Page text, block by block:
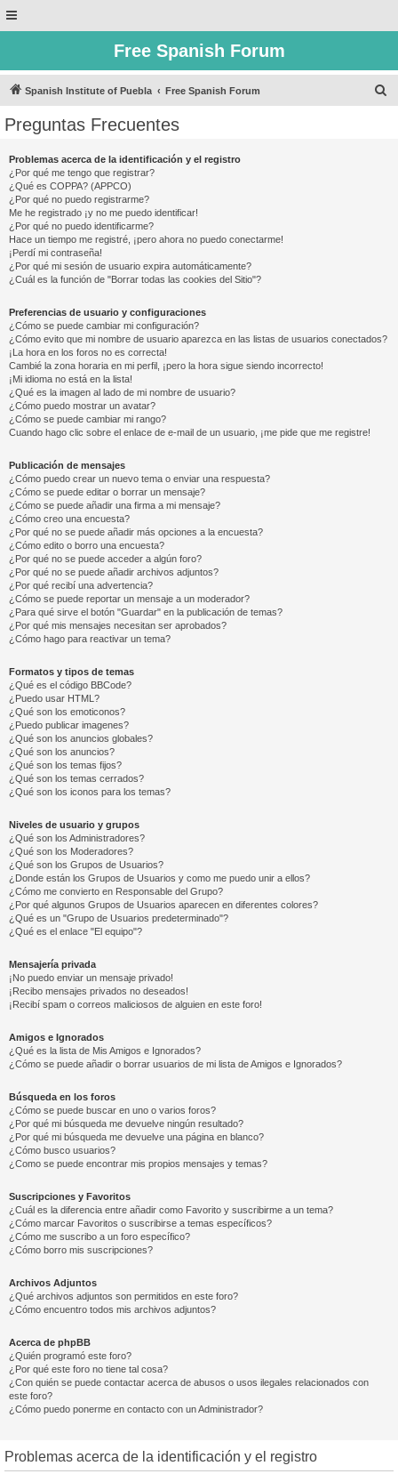
Free Spanish Forum
Spanish Institute of Puebla Free Spanish Forum
Preguntas Frecuentes
Problemas acerca de la identificación y el registro
¿Por qué me tengo que registrar?
¿Qué es COPPA? (APPCO)
¿Por qué no puedo registrarme?
Me he registrado ¡y no me puedo identificar!
¿Por qué no puedo identificarme?
Hace un tiempo me registré, ¡pero ahora no puedo conectarme!
¡Perdí mi contraseña!
¿Por qué mi sesión de usuario expira automáticamente?
¿Cuál es la función de "Borrar todas las cookies del Sitio"?
Preferencias de usuario y configuraciones
¿Cómo se puede cambiar mi configuración?
¿Cómo evito que mi nombre de usuario aparezca en las listas de usuarios conectados?
¡La hora en los foros no es correcta!
Cambié la zona horaria en mi perfil, ¡pero la hora sigue siendo incorrecto!
¡Mi idioma no está en la lista!
¿Qué es la imagen al lado de mi nombre de usuario?
¿Cómo puedo mostrar un avatar?
¿Cómo se puede cambiar mi rango?
Cuando hago clic sobre el enlace de e-mail de un usuario, ¡me pide que me registre!
Publicación de mensajes
¿Cómo puedo crear un nuevo tema o enviar una respuesta?
¿Cómo se puede editar o borrar un mensaje?
¿Cómo se puede añadir una firma a mi mensaje?
¿Cómo creo una encuesta?
¿Por qué no se puede añadir más opciones a la encuesta?
¿Cómo edito o borro una encuesta?
¿Por qué no se puede acceder a algún foro?
¿Por qué no se puede añadir archivos adjuntos?
¿Por qué recibí una advertencia?
¿Cómo se puede reportar un mensaje a un moderador?
¿Para qué sirve el botón "Guardar" en la publicación de temas?
¿Por qué mis mensajes necesitan ser aprobados?
¿Cómo hago para reactivar un tema?
Formatos y tipos de temas
¿Qué es el código BBCode?
¿Puedo usar HTML?
¿Qué son los emoticonos?
¿Puedo publicar imagenes?
¿Qué son los anuncios globales?
¿Qué son los anuncios?
¿Qué son los temas fijos?
¿Qué son los temas cerrados?
¿Qué son los iconos para los temas?
Niveles de usuario y grupos
¿Qué son los Administradores?
¿Qué son los Moderadores?
¿Qué son los Grupos de Usuarios?
¿Donde están los Grupos de Usuarios y como me puedo unir a ellos?
¿Cómo me convierto en Responsable del Grupo?
¿Por qué algunos Grupos de Usuarios aparecen en diferentes colores?
¿Qué es un "Grupo de Usuarios predeterminado"?
¿Qué es el enlace "El equipo"?
Mensajería privada
¡No puedo enviar un mensaje privado!
¡Recibo mensajes privados no deseados!
¡Recibí spam o correos maliciosos de alguien en este foro!
Amigos e Ignorados
¿Qué es la lista de Mis Amigos e Ignorados?
¿Cómo se puede añadir o borrar usuarios de mi lista de Amigos e Ignorados?
Búsqueda en los foros
¿Cómo se puede buscar en uno o varios foros?
¿Por qué mi búsqueda me devuelve ningún resultado?
¿Por qué mi búsqueda me devuelve una página en blanco?
¿Cómo busco usuarios?
¿Como se puede encontrar mis propios mensajes y temas?
Suscripciones y Favoritos
¿Cuál es la diferencia entre añadir como Favorito y suscribirme a un tema?
¿Cómo marcar Favoritos o suscribirse a temas específicos?
¿Cómo me suscribo a un foro específico?
¿Cómo borro mis suscripciones?
Archivos Adjuntos
¿Qué archivos adjuntos son permitidos en este foro?
¿Cómo encuentro todos mis archivos adjuntos?
Acerca de phpBB
¿Quién programó este foro?
¿Por qué este foro no tiene tal cosa?
¿Con quién se puede contactar acerca de abusos o usos ilegales relacionados con
este foro?
¿Cómo puedo ponerme en contacto con un Administrador?
Problemas acerca de la identificación y el registro